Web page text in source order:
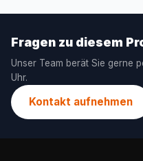
Fragen zu diesem
Unser Team berät Sie gerne
Uhr.
Kontakt aufnehmen